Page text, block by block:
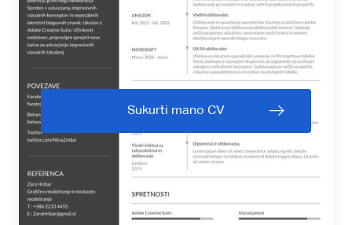
Sukurti mano CV